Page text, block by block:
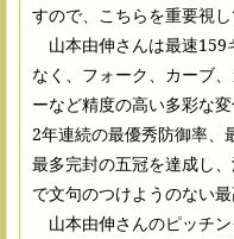
すので、こちらを重要視し
山本由伸さんは最速159
なく、フォーク、カーブ
ーなど精度の高い多彩な
2年連続の最優秀防御率、
最多完封の五冠を達成し
で文句のつけようのない
山本由伸さんのピッチ